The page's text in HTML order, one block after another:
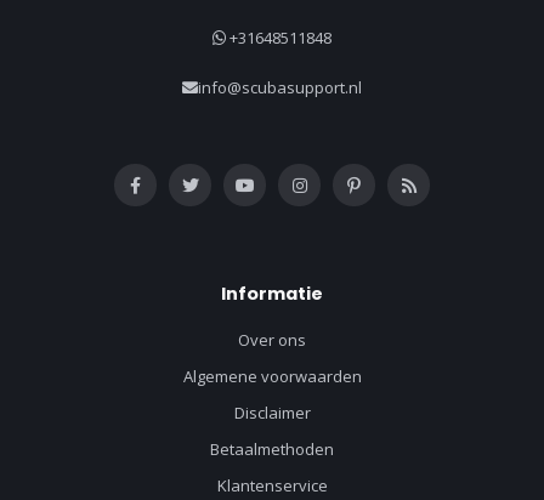
+31648511848
info@scubasupport.nl
Informatie
Over ons
Algemene voorwaarden
Disclaimer
Betaalmethoden
Klantenservice